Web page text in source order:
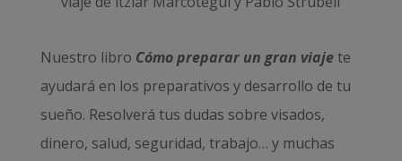
Nuestro libro Cómo preparar un gran viajete
ayudará en los preparativos y desarrollo de tu
sueño. Resolverá tus dudas sobre visados,
dinero, salud, seguridad, trabajo… y muchas